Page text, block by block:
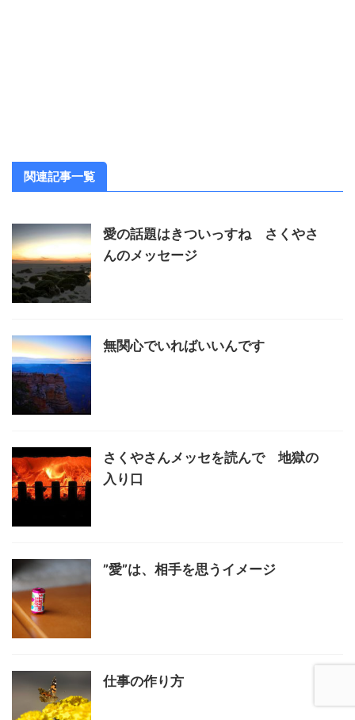
関連記事一覧
愛の話題はきついっすね さくやさ
んのメッセージ
無関心でいればいいんです
さくやさんメッセを読んで 地獄の
入り口
”愛”は、相手を思うイメージ
仕事の作り方